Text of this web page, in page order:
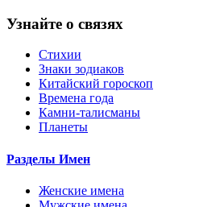
Узнайте о связях
Стихии
Знаки зодиаков
Китайский гороскоп
Времена года
Камни-талисманы
Планеты
Разделы Имен
Женские имена